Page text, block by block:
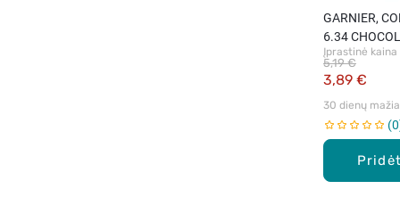
GARNIER,
6.34
plaukų dažai,
Įprastinė kaina
3,89 €
5,19 €
30 dienų
0